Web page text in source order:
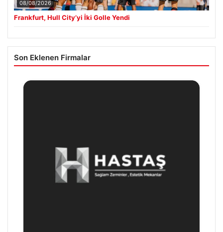
08/08/2026
Frankfurt, Hull City’yi İki Golle Yendi
Son Eklenen Firmalar